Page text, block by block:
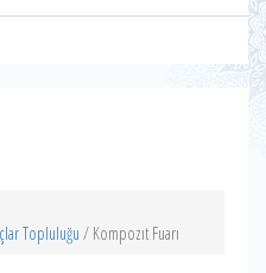
Topluluğu / Kompozıt Fuarı